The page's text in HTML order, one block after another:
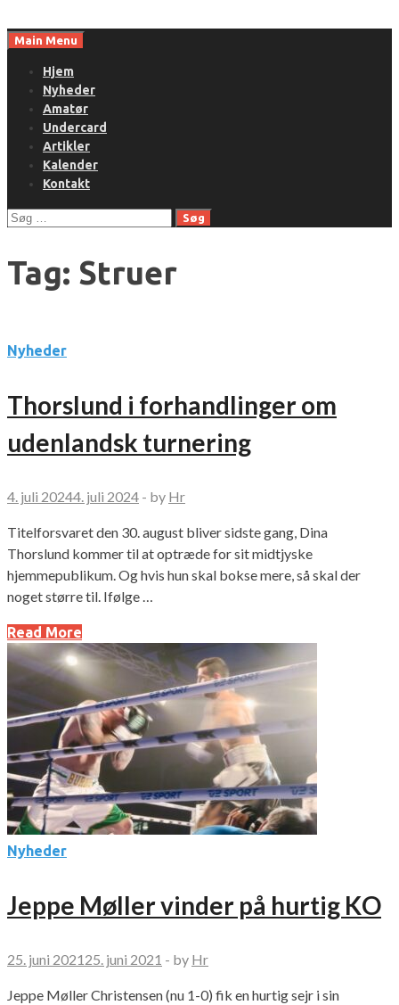
toMain Menu
Hjem
Nyheder
Amatør
Undercard
Artikler
Kalender
Kontakt
Søg
Tag: Struer
Nyheder
Thorslund i forhandlinger om
udenlandsk turnering
4. juli 20244. juli 2024 - by Hr
Titelforsvaret den 30. august bliver sidste gang, Dina
Thorslund kommer til at optræde for sit midtjyske
hjemmepublikum. Og hvis hun skal bokse mere, så skal der
noget større til. Ifølge …
Read More
Nyheder
Jeppe Møller vinder på hurtig KO
25. juni 2021 25. juni 2021 - by Hr
Jeppe Møller Christensen (nu 1-0) fik en hurtig sejr i sin